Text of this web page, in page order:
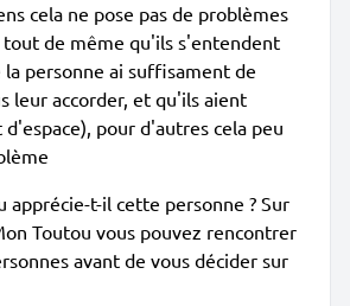
cela ne pose pas de problèmes
tout de même qu'ils s'entendent
la personne ai suffisament de
leur accorder, et qu'ils aient
pour d'autres cela peu
apprécie-t-il cette personne ? Sur
Toutou vous pouvez rencontrer
avant de vous décider sur